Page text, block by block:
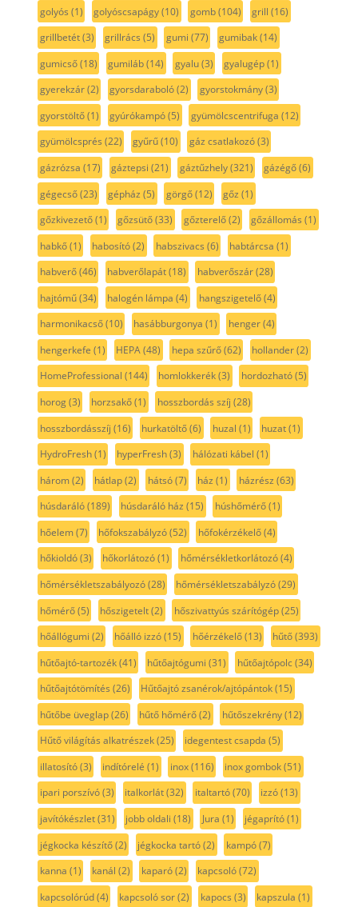
golyós (1) golyóscsapágy(10) gomb(104) grill (16)
grillbetét(3) grillrács (5) gumi (77) gumibak(14)
gumicső(18) gumiláb(14) gyalu(3) gyalugép(1)
gyerekzár(2) gyorsdaraboló(2) gyorstokmány(3)
gyorstöltő(1) gyúrókampó(5) gyümölcscentrifuga (12)
gyümölcsprés (22) gyűrű(10) gáz csatlakozó(3)
gázrózsa (17) gáztepsi (21) gáztűzhely(321) gázégő(6)
gégecső(23) gépház (5) görgő(12) gőz (1)
gőzkivezető(1) gőzsütő(33) gőzterelő(2) gőzállomás (1)
habkő(1) habosító(2) habszivacs (6) habtárcsa (1)
habverő(46) habverőlapát(18) habverőszár(28)
hajtómű(34) halogén lámpa (4) hangszigetelő(4)
harmonikacső(10) hasábburgonya (1) henger(4)
hengerkefe (1) HEPA(48) hepa szűrő(62) hollander(2)
HomeProfessional (144) homlokkerék(3) hordozható(5)
horog(3) horzsakő(1) hosszbordás szíj (28)
hosszbordásszíj (16) hurkatöltő(6) huzal (1) huzat(1)
HydroFresh(1) hyperFresh(3) hálózati kábel (1)
három(2) hátlap(2) hátsó(7) ház (1) házrész (63)
húsdaráló(189) húsdaráló ház (15) húshőmérő(1)
hőelem(7) hőfokszabályzó(52) hőfokérzékelő(4)
hőkioldó(3) hőkorlátozó(1) hőmérsékletkorlátozó(4)
hőmérsékletszabályozó(28) hőmérsékletszabályzó(29)
hőmérő(5) hőszigetelt(2) hőszivattyús szárítógép(25)
hőállógumi (2) hőálló izzó(15) hőérzékelő(13) hűtő(393)
hűtőajtó-tartozék(41) hűtőajtógumi (31) hűtőajtópolc(34)
hűtőajtótömítés (26) Hűtőajtó zsanérok/ajtópántok(15)
hűtőbe üveglap(26) hűtő hőmérő(2) hűtőszekrény(12)
Hűtő világítás alkatrészek(25) idegentest csapda (5)
illatosító(3) indítórelé (1) inox(116) inox gombok(51)
ipari porszívó(3) italkorlát(32) italtartó(70) izzó(13)
javítókészlet(31) jobb oldali (18) Jura (1) jégaprító(1)
jégkocka készítő(2) jégkocka tartó(2) kampó(7)
kanna (1) kanál (2) kaparó(2) kapcsoló(72)
kapcsolórúd(4) kapcsoló sor(2) kapocs (3) kapszula (1)